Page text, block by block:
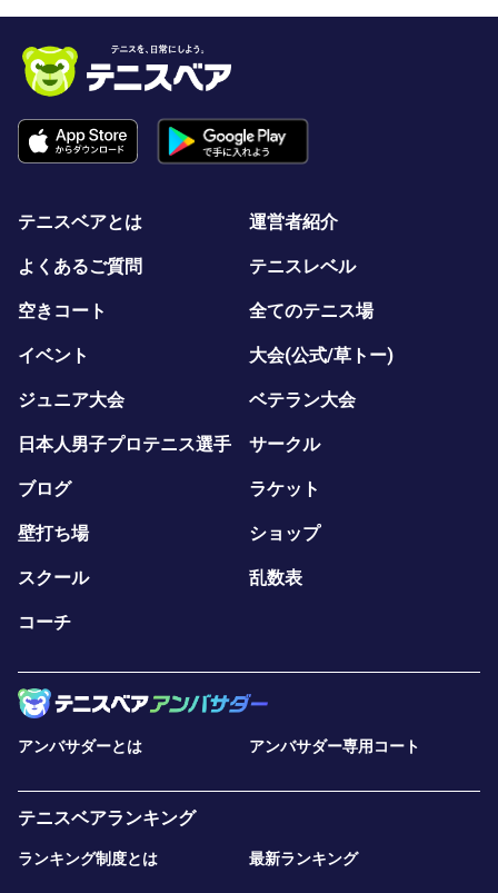
テニスベアとは 運営者紹介
よくあるご質問 テニスレベル
空きコート 全てのテニス場
イベント 大会(公式/草トー)
ジュニア大会 ベテラン大会
日本人男子プロテニス選手 サークル
ブログ ラケット
壁打ち場 ショップ
スクール 乱数表
コーチ
アンバサダーとは アンバサダー専用コート
テニスベアランキング
ランキング制度とは 最新ランキング